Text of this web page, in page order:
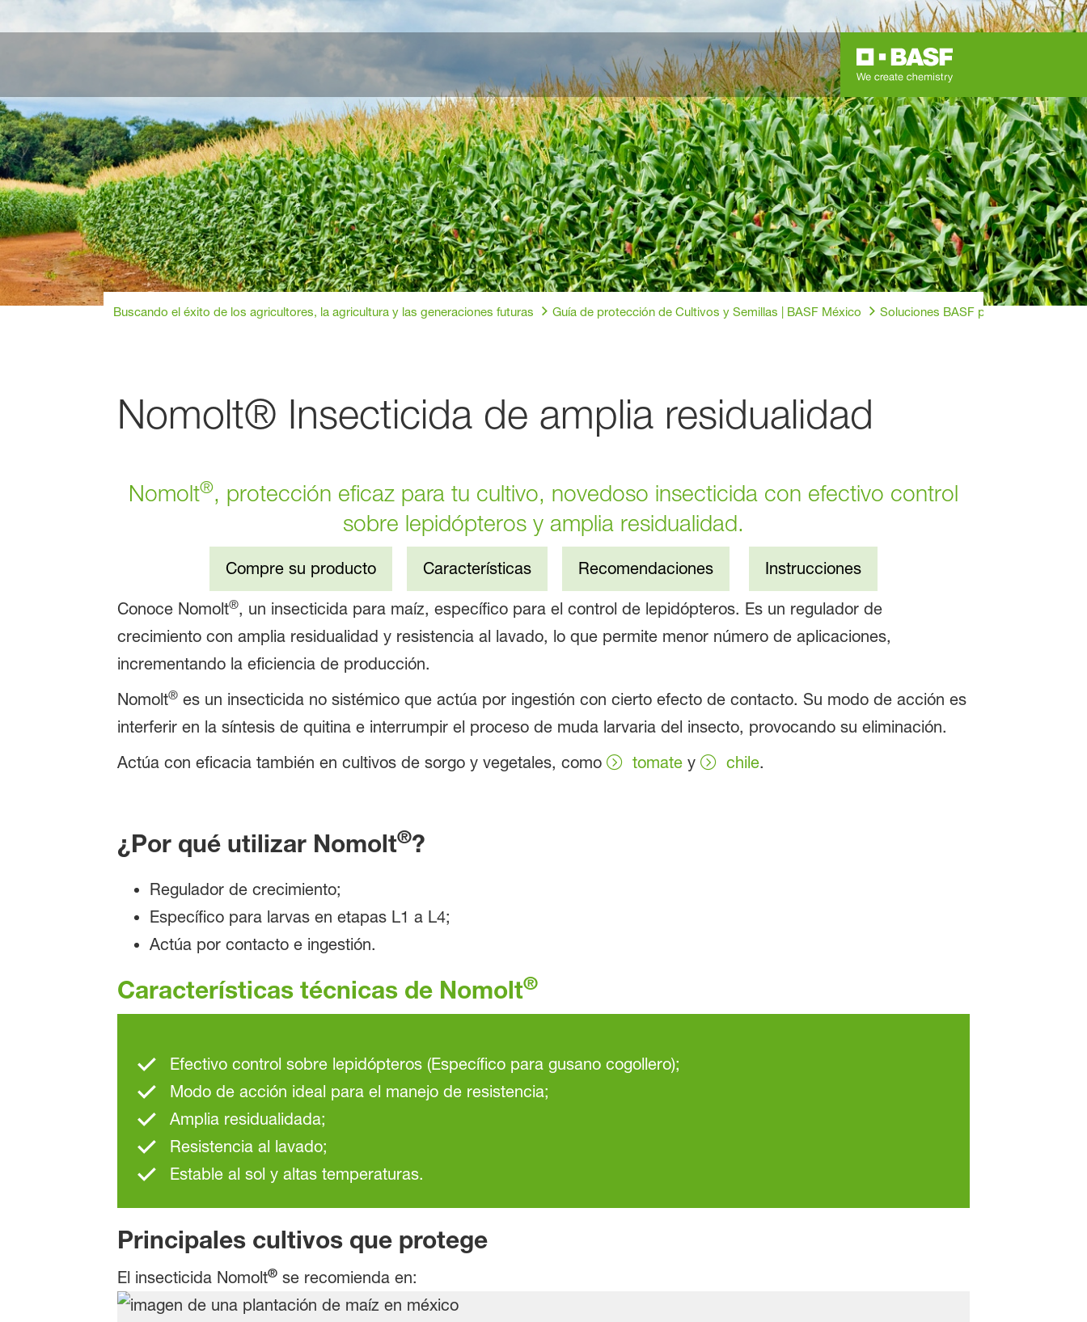
Buscando el éxito de los agricultores, la agricultura y las generaciones futuras Guía de protección de Cultivos y Semillas | BASF México Soluciones BASF para la Protección
Nomolt® Insecticida de amplia residualidad
Nomolt®, protección eficaz para tu cultivo, novedoso insecticida con efectivo control
sobre lepidópteros y amplia residualidad.
Compre su producto Características Recomendaciones Instrucciones
Conoce Nomolt®, un insecticida para maíz, específico para el control de lepidópteros. Es un regulador de
crecimiento con amplia residualidad y resistencia al lavado, lo que permite menor número de aplicaciones,
incrementando la eficiencia de producción.
Nomolt®es un insecticida no sistémico que actúa por ingestión con cierto efecto de contacto. Su modo de acción es
interferir en la síntesis de quitina e interrumpir el proceso de muda larvaria del insecto, provocando su eliminación.
Actúa con eficacia también en cultivos de sorgo y vegetales, como
tomatey chile.
¿Por qué utilizar Nomolt®?
Regulador de crecimiento;
Específico para larvas en etapas L1 a L4;
Actúa por contacto e ingestión.
Características técnicas de Nomolt®
Efectivo control sobre lepidópteros (Específico para gusano cogollero);
Modo de acción ideal para el manejo de resistencia;
Amplia residualidada;
Resistencia al lavado;
Estable al sol y altas temperaturas.
Principales cultivos que protege
El insecticida Nomolt® se recomienda en: